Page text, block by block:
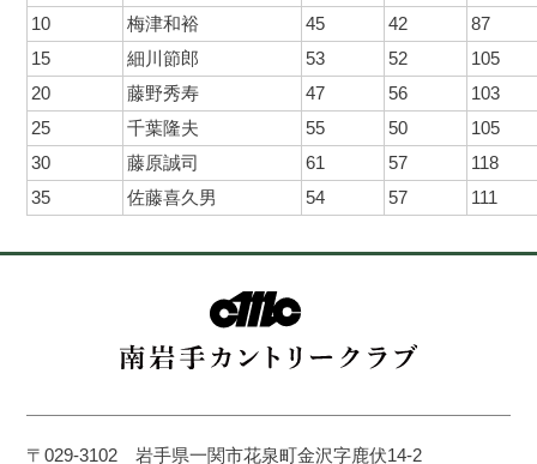
10
梅津和裕 45 42
87
15
細川節郎 53 52
105
20
藤野秀寿 47 56
103
25
千葉隆夫 55 50
105
30
藤原誠司 61 57
118
35
佐藤喜久男 54 57 111
〒029-3102 岩手県一関市花泉町金沢字鹿伏14-2